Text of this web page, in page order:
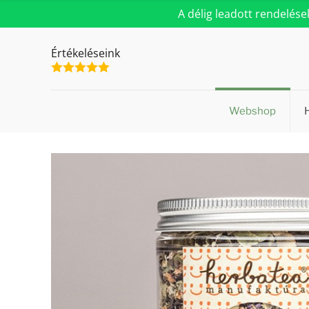
A délig leadott
Értékeléseink
Webshop